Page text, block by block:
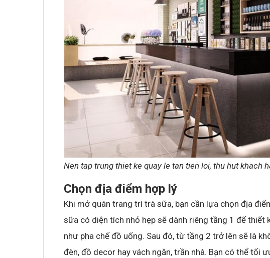
Nen tap trung thiet ke quay le tan tien loi, thu hut khach
Chọn địa điểm hợp lý
Khi mở quán trang trí trà sữa, bạn cần lựa chọn địa
sữa có diện tích nhỏ hẹp sẽ dành riêng tầng 1 để thiết
như pha chế đồ uống. Sau đó, từ tầng 2 trở lên sẽ là
đèn, đồ decor hay vách ngăn, trần nhà. Bạn có thể tối